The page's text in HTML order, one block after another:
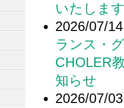
いたしま
2026/07/14
ランス・
CHOLER
知らせ
2026/07/03